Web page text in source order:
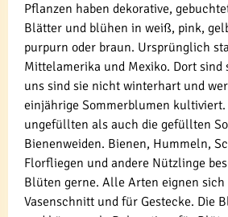
Pflanzen haben dekorative,
Blätter und blühen in weiß, pink,
purpurn oder braun. Ursprünglich
Mittelamerika und Mexiko. Dort sind
uns sind sie nicht winterhart und
einjährige Sommerblumen kultiviert.
ungefüllten als auch die gefüllten
Bienenweiden. Bienen, Hummeln,
Florfliegen und andere Nützlinge
Blüten gerne. Alle Arten eignen sich
Vasenschnitt und für Gestecke. Die